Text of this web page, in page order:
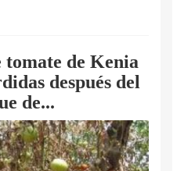
tomate de Kenia
después del
de...